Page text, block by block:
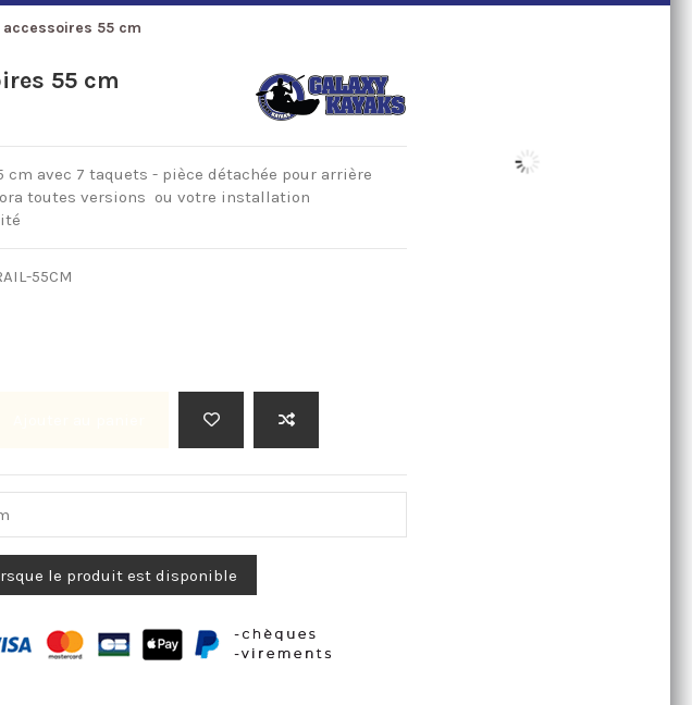
accessoires 55 cm
55 cm
cm avec 7 taquets - pièce détachée pour arrière
toutes versions ou votre installation
55CM